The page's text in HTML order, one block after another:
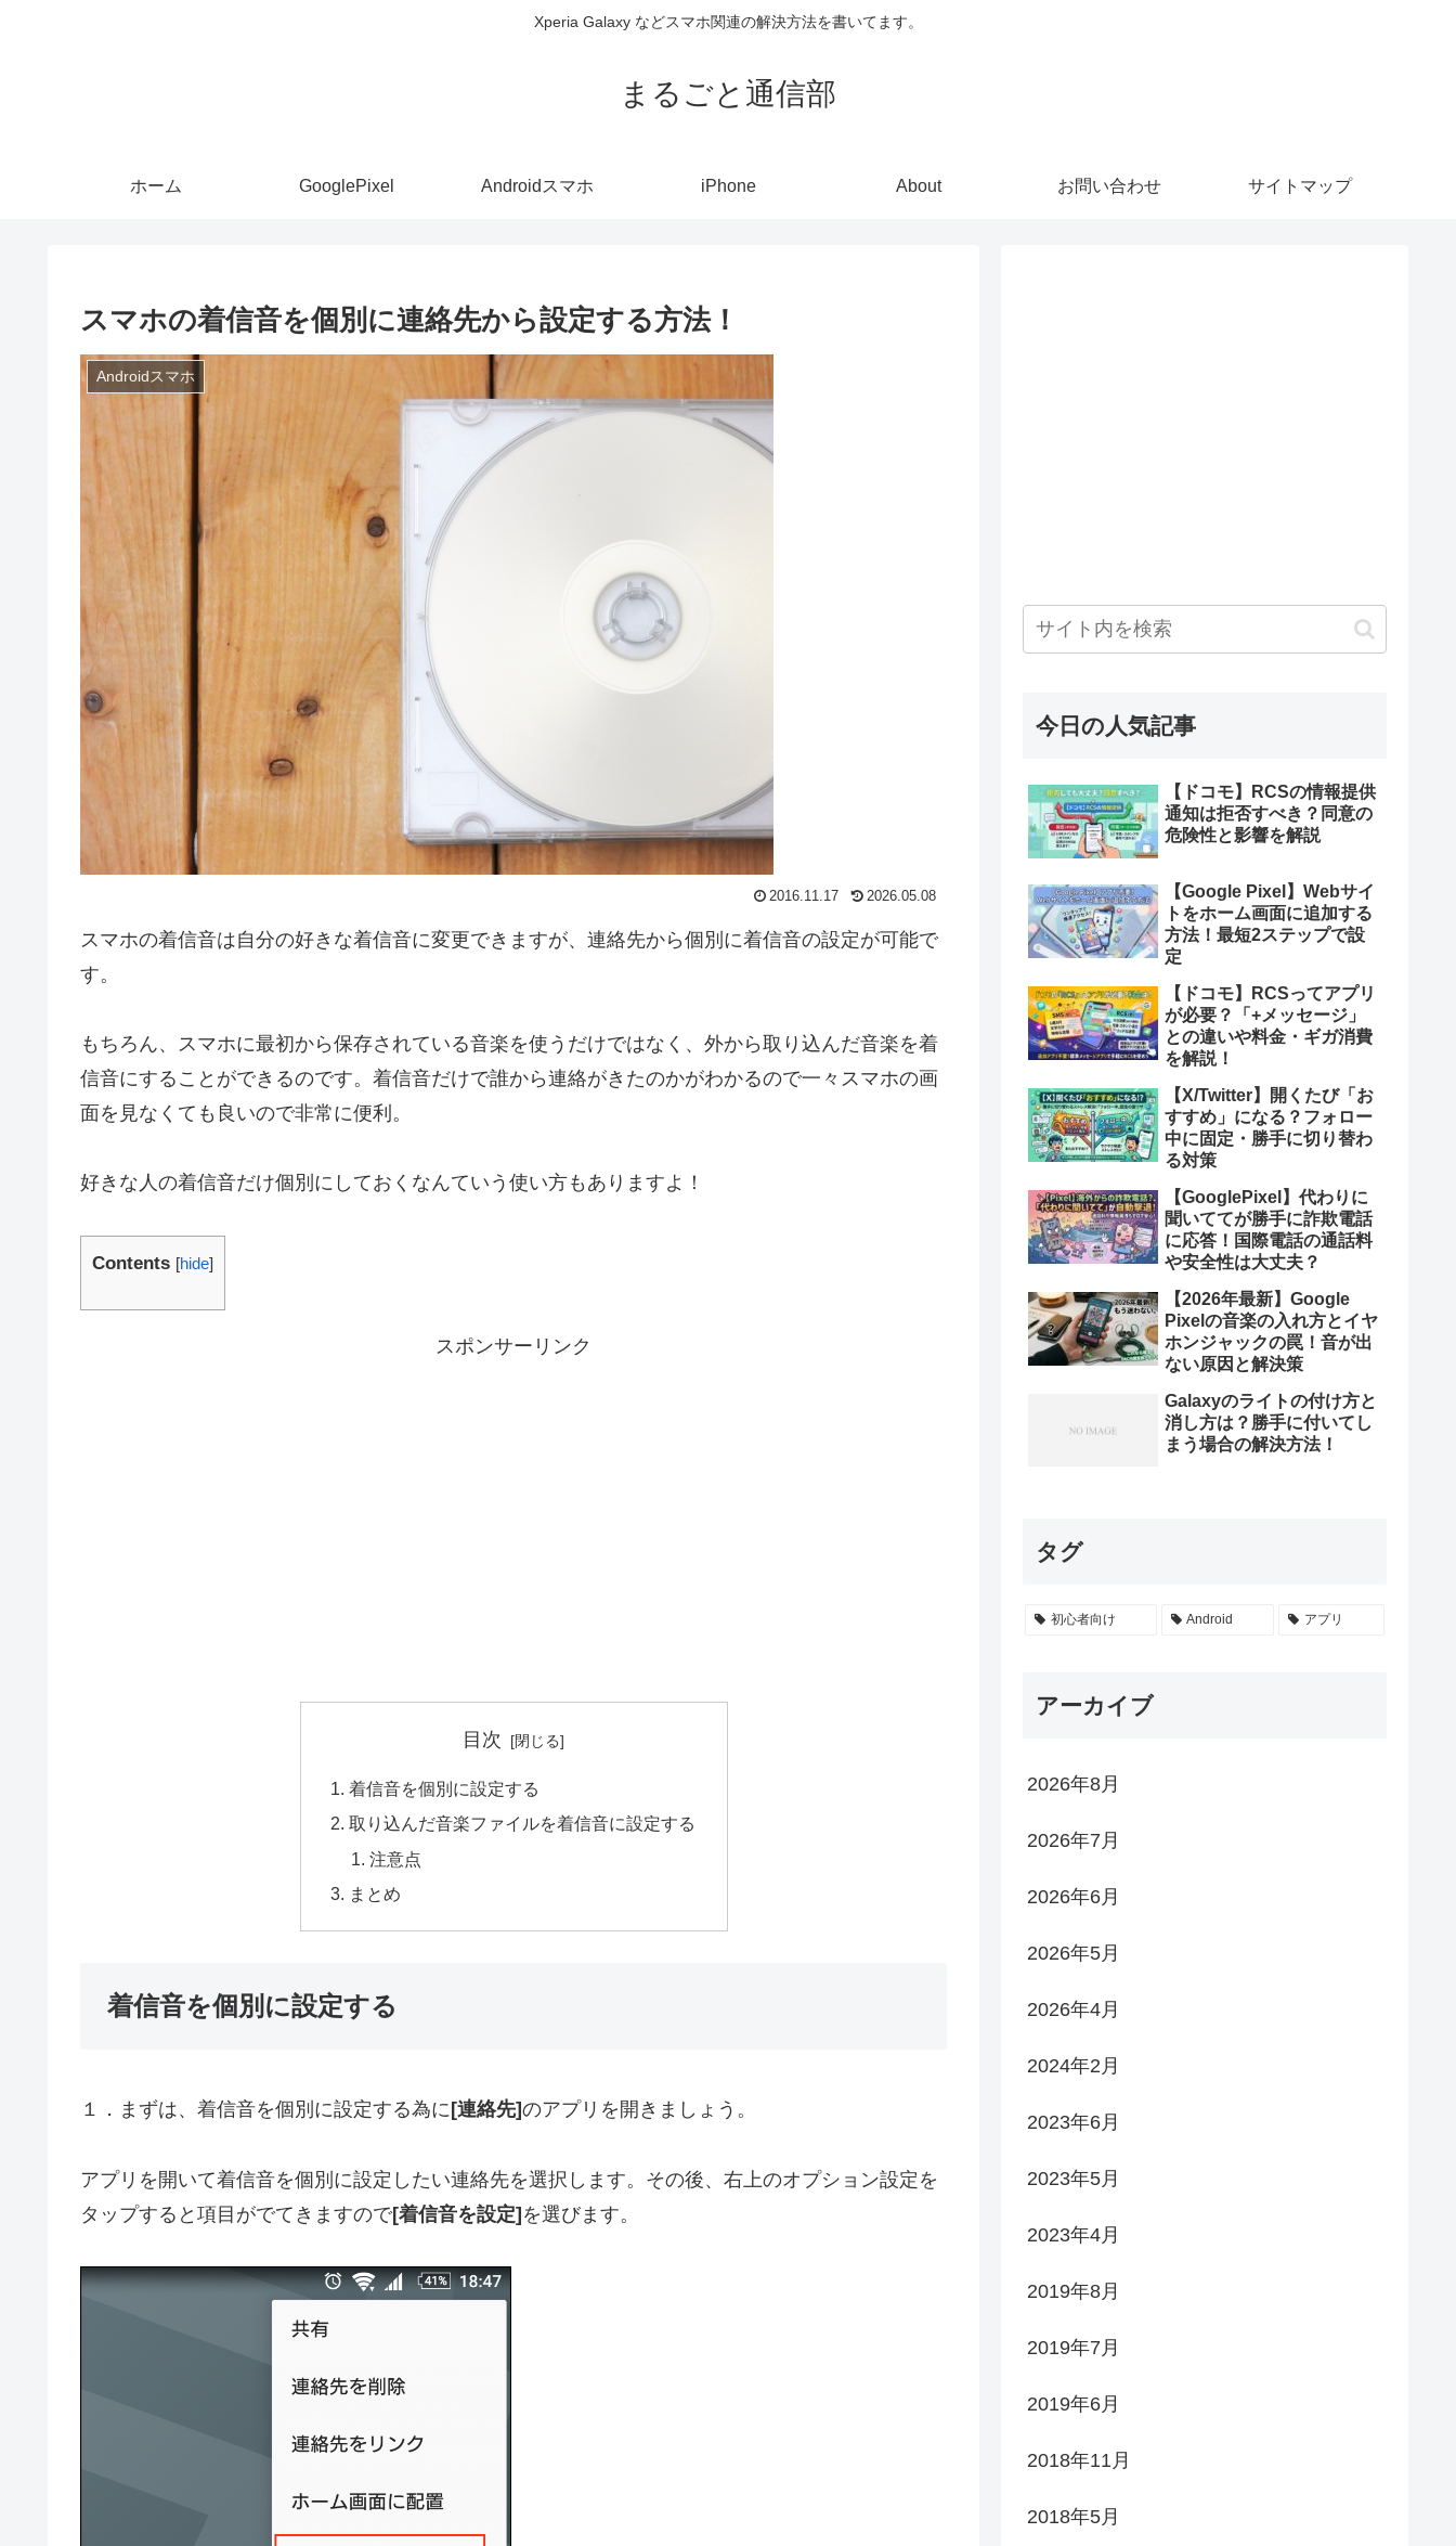
Xperia Galaxy などスマホ関連の解決方法を書いてます。
まるごと通信部
ホーム GooglePixel Androidスマホ iPhone About お問い合わせ サイトマップ
スマホの着信音を個別に連絡先から設定する方法！
Androidスマホ
2016.11.17 2026.05.08
スマホの着信音は自分の好きな着信音に変更できますが、連絡先から個別に着信音の設定が可能で
す。
もちろん、スマホに最初から保存されている音楽を使うだけではなく、外から取り込んだ音楽を着
信音にすることができるのです。着信音だけで誰から連絡がきたのかがわかるので一々スマホの画
面を見なくても良いので非常に便利。
好きな人の着信音だけ個別にしておくなんていう使い方もありますよ！
Contents [hide]
スポンサーリンク
目次
着信音を個別に設定する
取り込んだ音楽ファイルを着信音に設定する
注意点
まとめ
着信音を個別に設定する
１．まずは、着信音を個別に設定する為に [連絡先]のアプリを開きましょう。
アプリを開いて着信音を個別に設定したい連絡先を選択します。その後、右上のオプション設定を
タップすると項目がでてきますので[着信音を設定]を選びます。
今日の人気記事
【ドコモ】RCSの情報提供
通知は拒否すべき？同意の
危険性と影響を解説
【Google Pixel】Webサイ
トをホーム画面に追加する
方法！最短2ステップで設
定
【ドコモ】RCSってアプリ
が必要？「+メッセージ」
との違いや料金・ギガ消費
を解説！
【X/Twitter】開くたび「お
すすめ」になる？フォロー
中に固定・勝手に切り替わ
る対策
【GooglePixel】代わりに
聞いててが勝手に詐欺電話
に応答！国際電話の通話料
や安全性は大丈夫？
【2026年最新】Google
Pixelの音楽の入れ方とイヤ
ホンジャックの罠！音が出
ない原因と解決策
Galaxyのライトの付け方と
消し方は？勝手に付いてし
まう場合の解決方法！
タグ
初心者向け Android アプリ
アーカイブ
2026年8月
2026年7月
2026年6月
2026年5月
2026年4月
2024年2月
2023年6月
2023年5月
2023年4月
2019年8月
2019年7月
2019年6月
2018年11月
2018年5月